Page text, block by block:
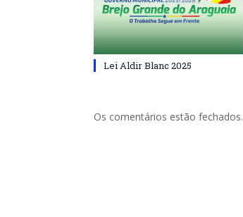
Lei Aldir Blanc 2025
Os comentários estão fechados.